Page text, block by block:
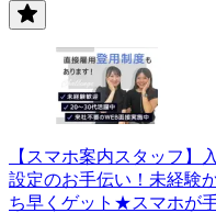
【スマホ案内スタッフ
設定のお手伝い！未経験
ち早くゲット★スマホが